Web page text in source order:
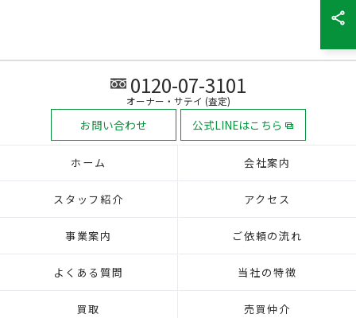
0120-07-3101
オーナー・サテイ (査定)
お問い合わせ 公式LINEはこちら
ホーム 会社案内
スタッフ紹介 アクセス
事業案内 ご依頼の流れ
よくある質問 当社の特徴
買取 売買仲介